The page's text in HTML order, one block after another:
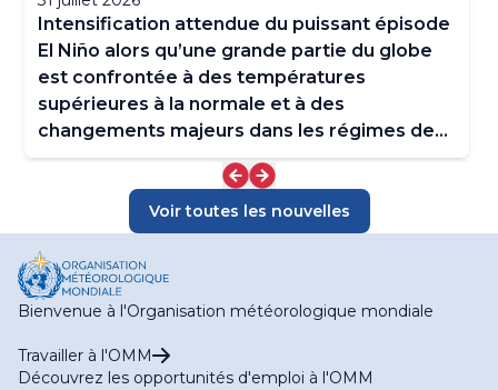
Intensification attendue du puissant épisode
El Niño alors qu’une grande partie du globe
est confrontée à des températures
supérieures à la normale et à des
changements majeurs dans les régimes de
précipitations
Voir toutes les nouvelles
Bienvenue à l'Organisation météorologique mondiale
Travailler à l'OMM
Découvrez les opportunités d'emploi à l'OMM